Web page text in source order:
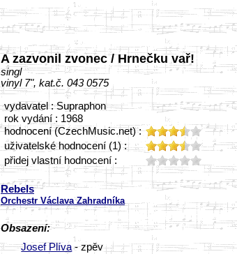
A zazvonil zvonec / Hrnečku vař!
singl
vinyl 7", kat.č. 043 0575
vydavatel : Supraphon
rok vydání : 1968
hodnocení (CzechMusic.net) :
uživatelské hodnocení (1) :
přidej vlastní hodnocení :
Rebels
Orchestr Václava Zahradníka
Obsazení:
Josef Plíva- zpěv